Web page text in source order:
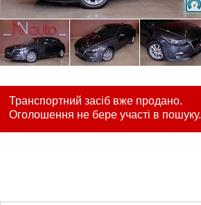
Транспортний засіб вже продано.
Оголошення не бере участі в пошуку.